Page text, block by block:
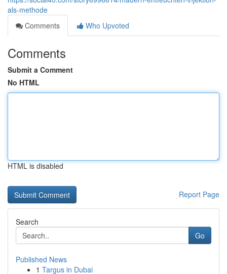
als-methode
Comments
Who Upvoted
Comments
Submit a Comment
No HTML
HTML is disabled
Report Page
Search
Go
Published News
1 Targus in Dubai